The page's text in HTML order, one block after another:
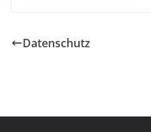
Datenschutz